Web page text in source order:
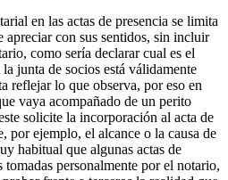
en las actas de presencia se limita
apreciar con sus sentidos, sin incluir
como sería declarar cual es el
junta de socios está válidamente
reflejar lo que observa, por eso en
vaya acompañado de un perito
solicite la incorporación al acta de
por ejemplo, el alcance o la causa de
habitual que algunas actas de
personalmente por el notario,